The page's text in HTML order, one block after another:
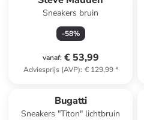
Sneakers bruin
-58%
vanaf: € 53,99
Adviesprijs (AVP): € 129,99*
Bugatti
Sneakers "Titon" lichtbruin